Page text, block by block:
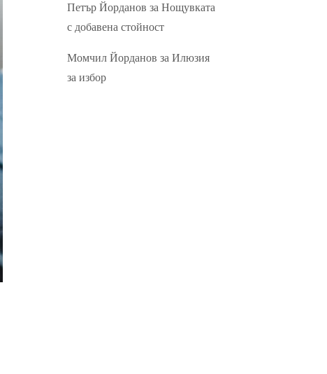
Петър Йорданов за Нощувката
с добавена стойност
Момчил Йорданов за Илюзия
за избор